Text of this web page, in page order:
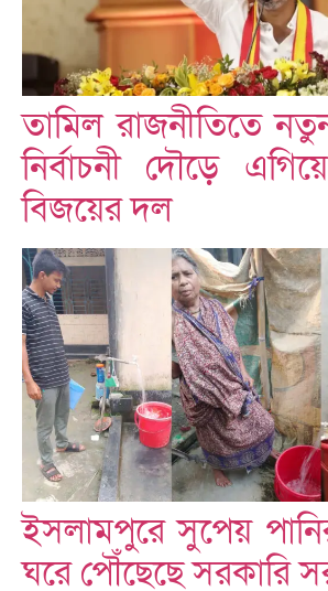
তামিল রাজনীতিতে
নির্বাচনী দৌড়ে
বিজয়ের দল
ইসলামপুরে সুপেয় পানির
ঘরে পৌঁছেছে সরকারি